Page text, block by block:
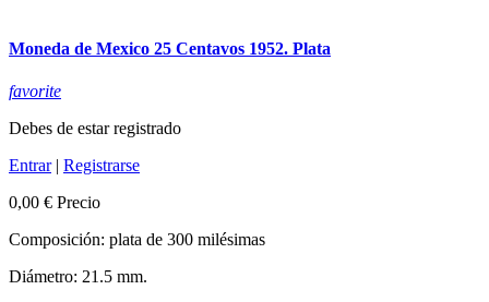
Moneda de Mexico 25 Centavos 1952. Plata
favorite
Debes de estar registrado
Entrar| Registrarse
0,00 € Precio
Composición: plata de 300 milésimas
Diámetro: 21.5 mm.